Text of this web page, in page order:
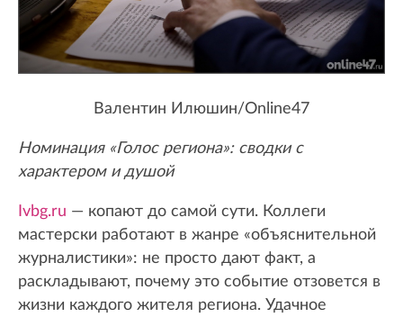
Валентин Илюшин/Online47
Номинация «Голос региона»: сводки с
характером и душой
Ivbg.ru — копают до самой сути. Коллеги
мастерски работают в жанре «объяснительной
журналистики»: не просто дают факт, а
раскладывают, почему это событие отзовется в
жизни каждого жителя региона. Удачное